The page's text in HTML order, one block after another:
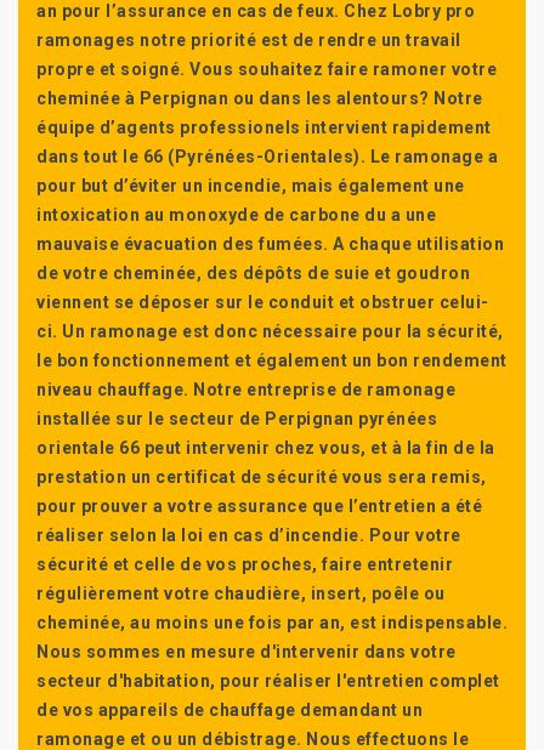
an pour l’assurance en cas de feux. Chez Lobry pro
ramonages notre priorité est de rendre un travail
propre et soigné. Vous souhaitez faire ramoner votre
cheminée à Perpignan ou dans les alentours? Notre
équipe d’agents professionels intervient rapidement
dans tout le 66 (Pyrénées-Orientales). Le ramonage a
pour but d’éviter un incendie, mais également une
intoxication au monoxyde de carbone du a une
mauvaise évacuation des fumées. A chaque utilisation
de votre cheminée, des dépôts de suie et goudron
viennent se déposer sur le conduit et obstruer celui-
ci. Un ramonage est donc nécessaire pour la sécurité,
le bon fonctionnement et également un bon rendement
niveau chauffage. Notre entreprise de ramonage
installée sur le secteur de Perpignan pyrénées
orientale 66 peut intervenir chez vous, et à la fin de la
prestation un certificat de sécurité vous sera remis,
pour prouver a votre assurance que l’entretien a été
réaliser selon la loi en cas d’incendie. Pour votre
sécurité et celle de vos proches, faire entretenir
régulièrement votre chaudière, insert, poêle ou
cheminée, au moins une fois par an, est indispensable.
Nous sommes en mesure d'intervenir dans votre
secteur d'habitation, pour réaliser l'entretien complet
de vos appareils de chauffage demandant un
ramonage et ou un débistrage. Nous effectuons le